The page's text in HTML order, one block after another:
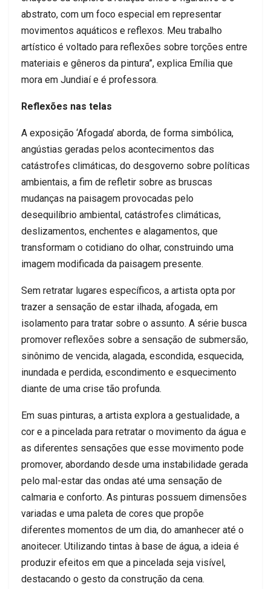
abstrato, com um foco especial em representar
movimentos aquáticos e reflexos. Meu trabalho
artístico é voltado para reflexões sobre torções entre
materiais e gêneros da pintura”, explica Emília que
mora em Jundiaí e é professora.
Reflexões nas telas
A exposição ‘Afogada’ aborda, de forma simbólica,
angústias geradas pelos acontecimentos das
catástrofes climáticas, do desgoverno sobre políticas
ambientais, a fim de refletir sobre as bruscas
mudanças na paisagem provocadas pelo
desequilíbrio ambiental, catástrofes climáticas,
deslizamentos, enchentes e alagamentos, que
transformam o cotidiano do olhar, construindo uma
imagem modificada da paisagem presente.
Sem retratar lugares específicos, a artista opta por
trazer a sensação de estar ilhada, afogada, em
isolamento para tratar sobre o assunto. A série busca
promover reflexões sobre a sensação de submersão,
sinônimo de vencida, alagada, escondida, esquecida,
inundada e perdida, escondimento e esquecimento
diante de uma crise tão profunda.
Em suas pinturas, a artista explora a gestualidade, a
cor e a pincelada para retratar o movimento da água e
as diferentes sensações que esse movimento pode
promover, abordando desde uma instabilidade gerada
pelo mal-estar das ondas até uma sensação de
calmaria e conforto. As pinturas possuem dimensões
variadas e uma paleta de cores que propõe
diferentes momentos de um dia, do amanhecer até o
anoitecer. Utilizando tintas à base de água, a ideia é
produzir efeitos em que a pincelada seja visível,
destacando o gesto da construção da cena.